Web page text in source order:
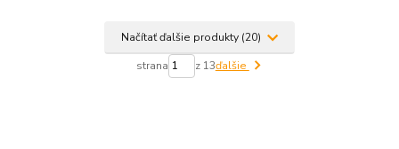
Načítať ďalšie produkty (20)
strana z 13ďalšie